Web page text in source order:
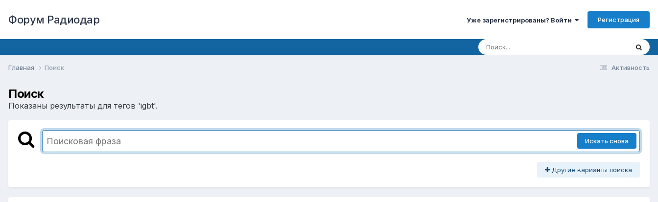
Форум Радиодар Уже зарегистрированы? Войти Регистрация
Активность
Главная Поиск
Поиск
Показаны результаты для тегов 'igbt'.
Искать снова
Другие варианты поиска